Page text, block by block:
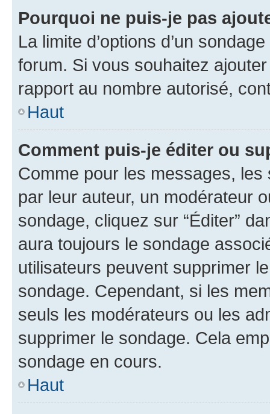
Pourquoi ne puis-je pas
La limite d’options d’un
forum. Si vous souhaitez
rapport au nombre autorisé,
Haut
Comment puis-je éditer ou
Comme pour les messages,
par leur auteur, un modérateur
sondage, cliquez sur “Éditer”
aura toujours le sondage
utilisateurs peuvent supprimer
sondage. Cependant, si les
seuls les modérateurs ou les
supprimer le sondage. Cela
sondage en cours.
Haut